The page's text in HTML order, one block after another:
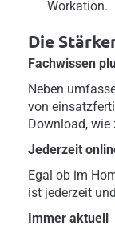
Workation.
Die
Fachwissen
Neben
von
Download, wie
Jederzeit
Egal ob im
ist jederzeit
Immer aktuell